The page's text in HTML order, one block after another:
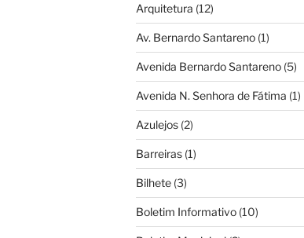
Arquitetura (12)
Av. Bernardo Santareno(1)
Avenida Bernardo Santareno(5)
Avenida N. Senhora de Fátima (1)
Azulejos(2)
Barreiras(1)
Bilhete(3)
Boletim Informativo(10)